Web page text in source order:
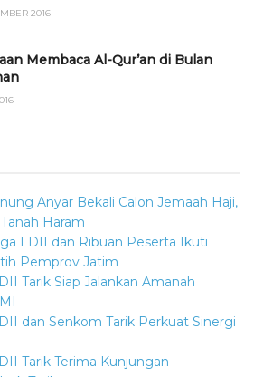
2016
Membaca Al-Qur’an di Bulan
Anyar Bekali Calon Jemaah Haji,
Haram
LDII dan Ribuan Peserta Ikuti
Pemprov Jatim
Tarik Siap Jalankan Amanah
dan Senkom Tarik Perkuat Sinergi
Tarik Terima Kunjungan